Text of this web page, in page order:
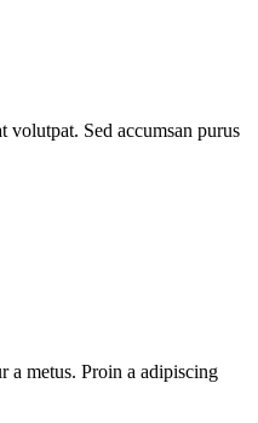
volutpat. Sed accumsan purus
a metus. Proin a adipiscing